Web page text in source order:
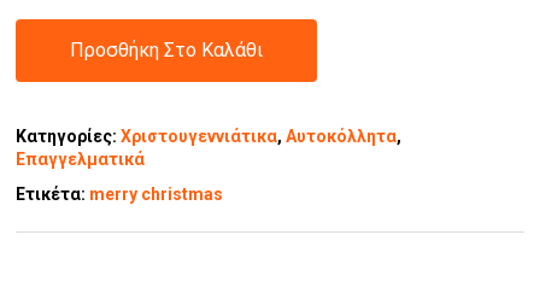
Προσθήκη Στο Καλάθι
Κατηγορίες:Χριστουγεννιάτικα,Αυτοκόλλητα,
Επαγγελματικά
Ετικέτα: merry christmas